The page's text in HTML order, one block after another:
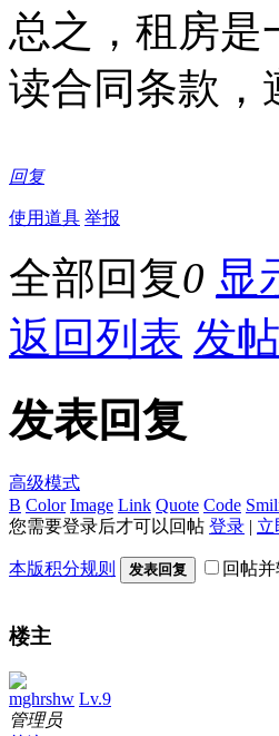
总之，租房是
读合同条款，
回复
使用道具 举报
全部回复0 显
返回列表 发帖
发表回复
高级模式
B Color Image Link Quote Code
您需要登录后才可以回帖 登录 | 立
本版积分规则 发表回复 回帖
楼主
mghrshw Lv.9
管理员